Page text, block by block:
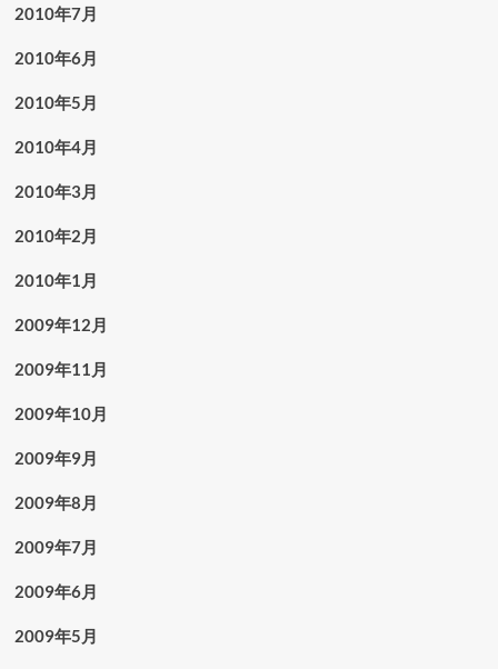
2010年7月
2010年6月
2010年5月
2010年4月
2010年3月
2010年2月
2010年1月
2009年12月
2009年11月
2009年10月
2009年9月
2009年8月
2009年7月
2009年6月
2009年5月